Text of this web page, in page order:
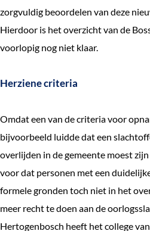
zorgvuldig beoordelen van deze
Hierdoor is het overzicht van de
voorlopig nog niet klaar.
Herziene criteria
Omdat een van de criteria voor
bijvoorbeeld luidde dat een
overlijden in de gemeente moest
voor dat personen met een
formele gronden toch niet in het
meer recht te doen aan de
Hertogenbosch heeft het college